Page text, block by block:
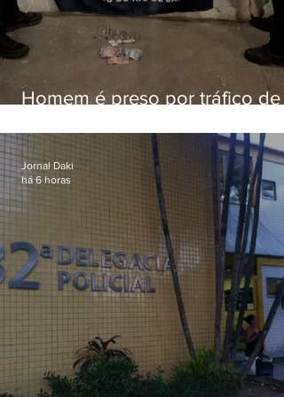
Homem é preso por tráfico de
Jornal Daki
há 6 horas